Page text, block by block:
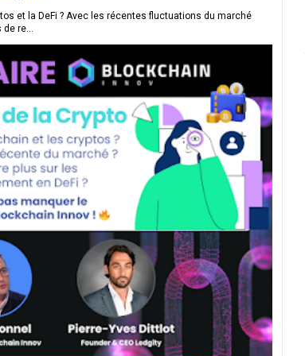
et la DeFi ? Avec les récentes fluctuations du marché
re...